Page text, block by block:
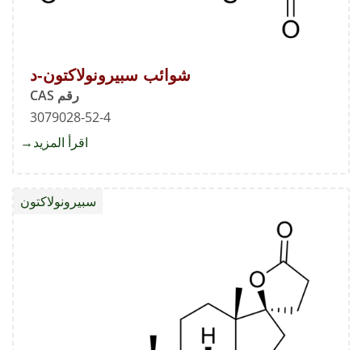
شوائب سبيرونولاكتون-د
رقم CAS
3079028-52-4
اقرأ المزيد
د
سبيرونولاكتون